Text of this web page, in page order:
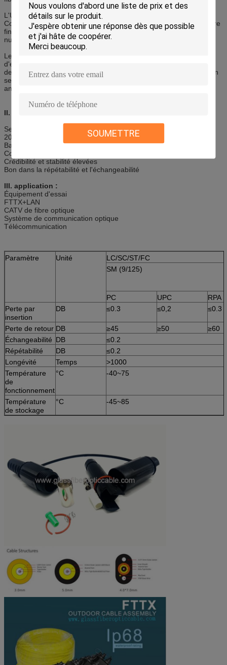
SOUMETTRE
L'UPC représente les visages ultra physiques d'extrémité de
Contact.The sont donnés un polissage prolongé pour une meilleure
finition de surface. Ces connecteurs sont employés souvent dans
numérique, CATV, et systèmes de téléphonie.
Le RPA représente le contact physique à angles que les visages
d'extrémité sont encore courbés, mais ils sont pêchés à des huit
degrés industriellement compatibles. Ceci maintient une connexion
serrée. Ces connecteurs sont préférés pour CATV et systèmes
analogues.
II. caractéristiques :
Se conformant au CEI, Telcordia GR-326-CORE, YD-T 1272.3-
2005, norme.
Basse perte par insertion, perte de rendement élevé
Connexion dense élevée, facile pour l'opération
Crédibilité et stabilité élevées
Bon dans la répétabilité et l'échangeabilité
III. application :
Équipement d'essai
FTTX+LAN
CATV de fibre optique
Système de communication optique
Télécommunication
Paramètre Unité
LC/SC/ST/FC
SM (9/125)
PC UPC
RPA
Perte par
insertion
DB ≤0.3 ≤0,2 ≤0.3
Perte de retour DB ≥45 ≥50
≥60
Échangeabilité DB
≤0.2
Répétabilité
DB
≤0.2
Longévité
Temps
>1000
Température
de
fonctionnement
°C -40~75
Température
de stockage
°C -45~85